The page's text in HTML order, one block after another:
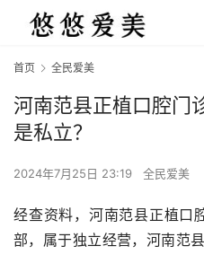
首页 全民爱美
河南范县正植口腔门
是私立？
2024年7月25日 23:19 全民爱美
经查资料，河南范县正植口
部，属于独立经营，河南范